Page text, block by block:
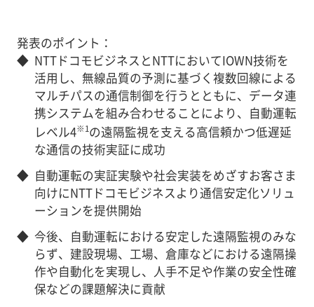
発表のポイント：
◆ NTTドコモビジネスとNTTにおいてIOWN技術を
活用し、無線品質の予測に基づく複数回線による
マルチパスの通信制御を行うとともに、データ連
携システムを組み合わせることにより、自動運転
レベル4※1の遠隔監視を支える高信頼かつ低遅延
な通信の技術実証に成功
◆ 自動運転の実証実験や社会実装をめざすお客さま
向けにNTTドコモビジネスより通信安定化ソリュ
ーションを提供開始
◆ 今後、自動運転における安定した遠隔監視のみな
らず、建設現場、工場、倉庫などにおける遠隔操
作や自動化を実現し、人手不足や作業の安全性確
保などの課題解決に貢献